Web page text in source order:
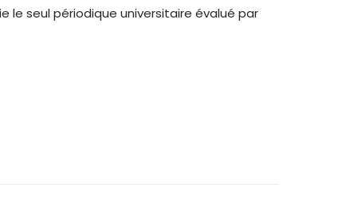
le seul périodique universitaire évalué par